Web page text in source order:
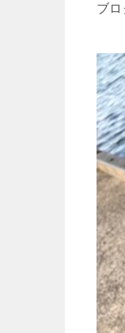
ブロ